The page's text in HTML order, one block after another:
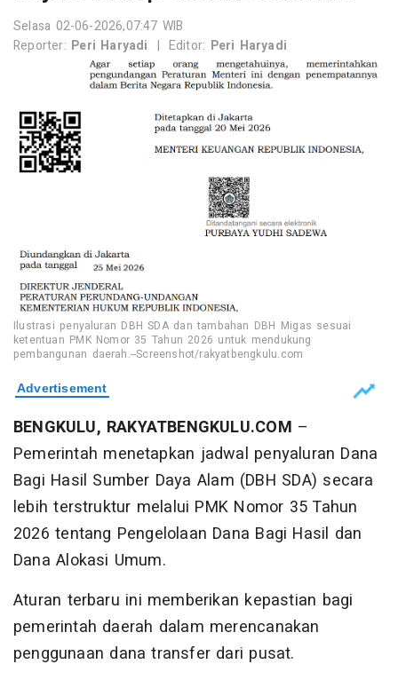
Selasa 02-06-2026,07:47 WIB
Reporter: Peri Haryadi | Editor: Peri Haryadi
Ilustrasi penyaluran DBH SDA dan tambahan DBH Migas sesuai
ketentuan PMK Nomor 35 Tahun 2026 untuk mendukung
pembangunan daerah.--Screenshot/rakyatbengkulu.com
BENGKULU, RAKYATBENGKULU.COM –
Pemerintah menetapkan jadwal penyaluran Dana
Bagi Hasil Sumber Daya Alam (DBH SDA) secara
lebih terstruktur melalui PMK Nomor 35 Tahun
2026 tentang Pengelolaan Dana Bagi Hasil dan
Dana Alokasi Umum.
Aturan terbaru ini memberikan kepastian bagi
pemerintah daerah dalam merencanakan
penggunaan dana transfer dari pusat.